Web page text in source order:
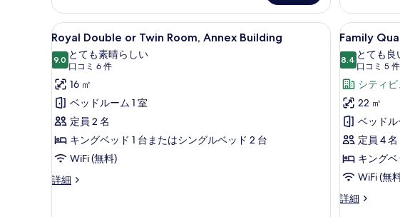
写
真
を
表
示
す
る
ム
別
館
詳
細
す
べ
て
の
写
真
を
表
示
す
る
ィ
ブ
ル
ム
別
館
の
詳
細
Royal
Double
or
Twin
Room,
Annex
Building
の
す
べ
Royal Double or Twin Room, Annex Building | 高
8
Royal Double or Twin Room, Annex Building
9.010 点中 9.0
とても素晴らしい
口コミ 6 件
(口
コ
ミ
6
件)
16 ㎡
ベッドルーム 1 室
定員 2 名
キングベッド 1 台またはシングルベッド 2 台
WiFi (無料)
詳細
Royal
Family
Room,
Annex
Building
の
す
べ
て
の
写
9
Family
8.410 点中 8.4
とても良
口コミ 5 件
(口
コ
ミ
件)
シティビ
22 ㎡
ベッドル
定員 4 名
キング
WiFi (無
詳細
Family